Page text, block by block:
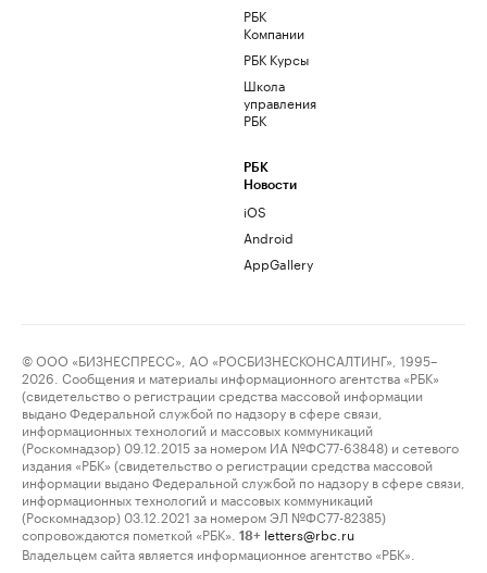
РБК
Компании
РБК Курсы
Школа
управления
РБК
РБК
Новости
iOS
Android
AppGallery
© ООО «БИЗНЕСПРЕСС», АО «РОСБИЗНЕСКОНСАЛТИНГ», 1995–
2026. Сообщения и материалы информационного агентства «РБК»
(свидетельство о регистрации средства массовой информации
выдано Федеральной службой по надзору в сфере связи,
информационных технологий и массовых коммуникаций
(Роскомнадзор) 09.12.2015 за номером ИА №ФС77-63848) и сетевого
издания «РБК» (свидетельство о регистрации средства массовой
информации выдано Федеральной службой по надзору в сфере связи,
информационных технологий и массовых коммуникаций
(Роскомнадзор) 03.12.2021 за номером ЭЛ №ФС77-82385)
сопровождаются пометкой «РБК».
18+ letters@rbc.ru
Владельцем сайта является информационное агентство «РБК».